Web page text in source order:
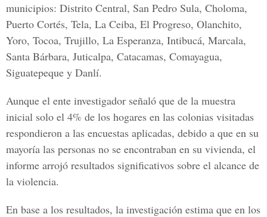
municipios: Distrito Central, San Pedro Sula, Choloma,
Puerto Cortés, Tela, La Ceiba, El Progreso, Olanchito,
Yoro, Tocoa, Trujillo, La Esperanza, Intibucá, Marcala,
Santa Bárbara, Juticalpa, Catacamas, Comayagua,
Siguatepeque y Danlí.
Aunque el ente investigador señaló que de la muestra
inicial solo el 4% de los hogares en las colonias visitadas
respondieron a las encuestas aplicadas, debido a que en su
mayoría las personas no se encontraban en su vivienda, el
informe arrojó resultados significativos sobre el alcance de
la violencia.
En base a los resultados, la investigación estima que en los